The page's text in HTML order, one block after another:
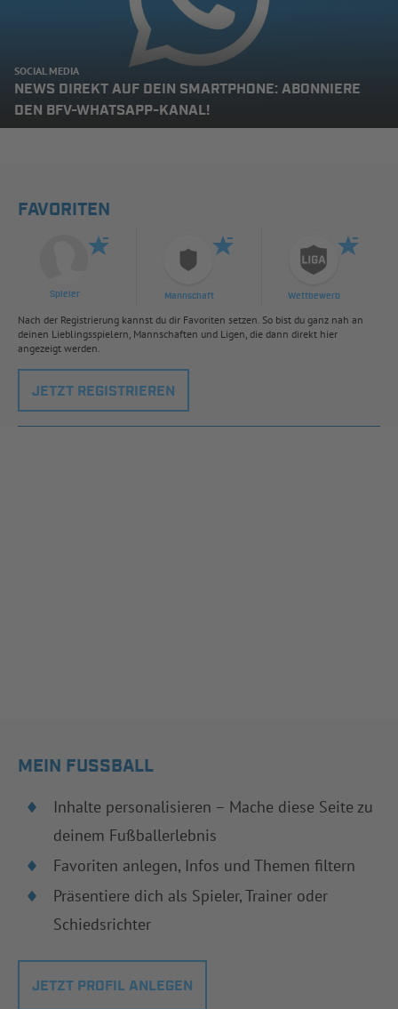
SOCIAL MEDIA
NEWS DIREKT AUF DEIN SMARTPHONE: ABONNIERE
DEN BFV-WHATSAPP-KANAL!
FAVORITEN
Spieler Mannschaft Wettbewerb
Nach der Registrierung kannst du dir Favoriten setzen. So bist du ganz nah an
deinen Lieblingsspielern, Mannschaften und Ligen, die dann direkt hier
angezeigt werden.
JETZT REGISTRIEREN
MEIN FUSSBALL
Inhalte personalisieren – Mache diese Seite zu
deinem Fußballerlebnis
Favoriten anlegen, Infos und Themen filtern
Präsentiere dich als Spieler, Trainer oder
Schiedsrichter
JETZT PROFIL ANLEGEN